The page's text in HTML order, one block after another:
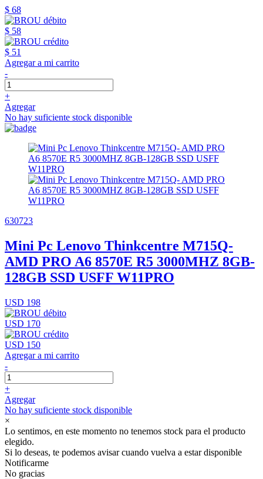
$ 68
$ 58
$ 51
Agregar a mi carrito
-
+
Agregar
No hay suficiente stock disponible
630723
Mini Pc Lenovo Thinkcentre M715Q-
AMD PRO A6 8570E R5 3000MHZ 8GB-
128GB SSD USFF W11PRO
USD 198
USD 170
USD 150
Agregar a mi carrito
-
+
Agregar
No hay suficiente stock disponible
×
Lo sentimos, en este momento no tenemos stock para el producto
elegido.
Si lo deseas, te podemos avisar cuando vuelva a estar disponible
Notificarme
No gracias